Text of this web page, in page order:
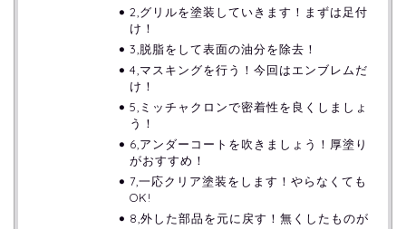
2,グリルを塗装していきます！まずは足付
け！
3,脱脂をして表面の油分を除去！
4,マスキングを行う！今回はエンブレムだ
け！
5,ミッチャクロンで密着性を良くしましょ
う！
6,アンダーコートを吹きましょう！厚塗り
がおすすめ！
7,一応クリア塗装をします！やらなくても
OK!
8,外した部品を元に戻す！無くしたものが